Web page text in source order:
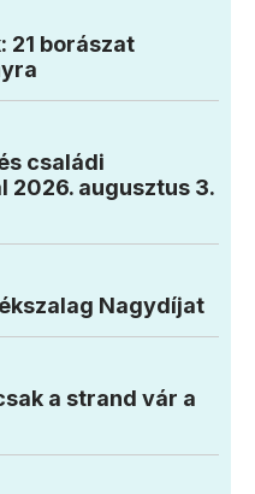
21 borászat
családi
2026. augusztus 3.
Nagydíjat
a strand vár a